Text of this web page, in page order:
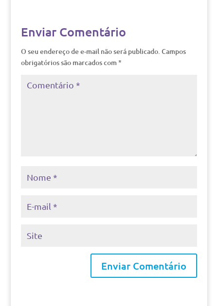
Enviar Comentário
O seu endereço de e-mail não será publicado. Campos
obrigatórios são marcados com *